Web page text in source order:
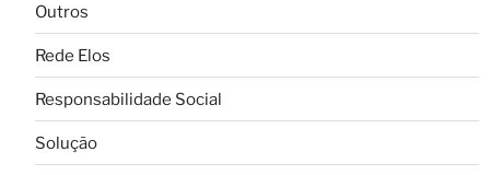
Outros
Rede Elos
Responsabilidade Social
Solução